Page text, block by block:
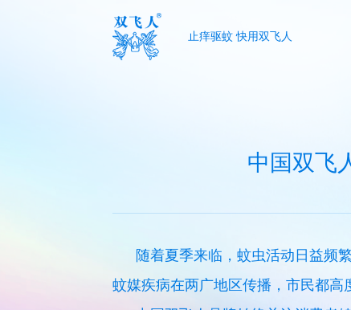
止痒驱蚊 快用双飞人
中国双飞
随着夏季来临，蚊虫活动日益频
蚊媒疾病在两广地区传播，市民都高